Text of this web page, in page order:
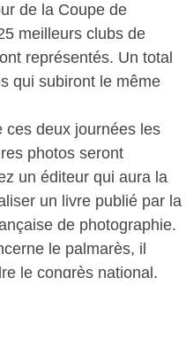
de la Coupe de
meilleurs clubs de
représentés. Un total
qui subiront le même
ces deux journées les
photos seront
un éditeur qui aura la
un livre publié par la
de photographie.
le palmarès, il
le congrès national.